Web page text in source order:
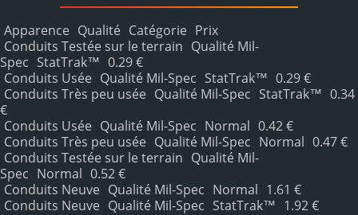
Apparence Qualité Catégorie Prix
Conduits Testée sur le terrain Qualité Mil-
Spec StatTrak™ 0.29 €
Conduits Usée Qualité Mil-Spec StatTrak™ 0.29 €
Conduits Très peu usée Qualité Mil-Spec StatTrak™ 0.34
€
Conduits Usée Qualité Mil-Spec Normal 0.42 €
Conduits Très peu usée Qualité Mil-Spec Normal 0.47 €
Conduits Testée sur le terrain Qualité Mil-
Spec Normal 0.52 €
Conduits Neuve Qualité Mil-Spec Normal 1.61 €
Conduits Neuve Qualité Mil-Spec StatTrak™ 1.92 €